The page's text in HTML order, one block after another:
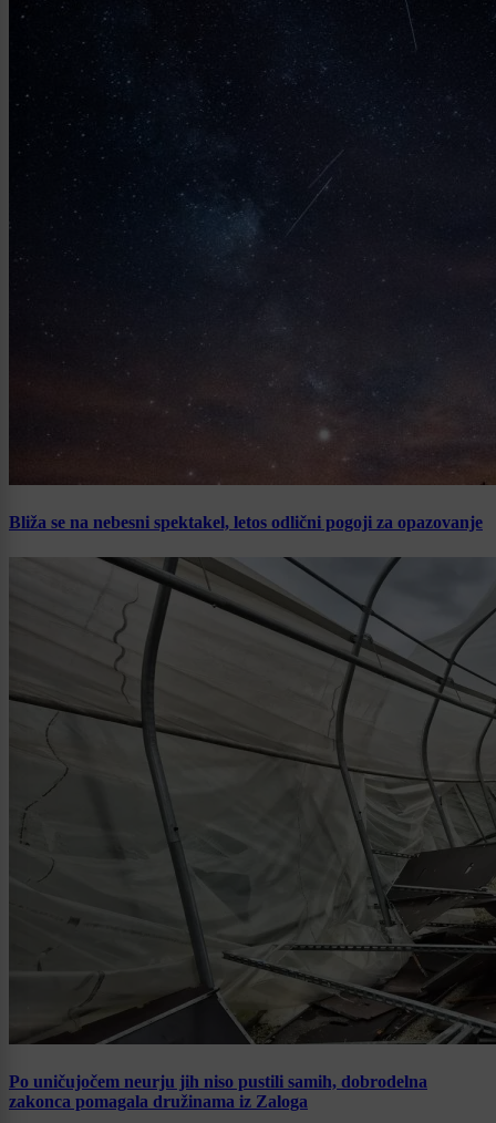
Bliža se na nebesni spektakel, letos odlični pogoji za opazovanje
Po uničujočem neurju jih niso pustili samih, dobrodelna
zakonca pomagala družinama iz Zaloga